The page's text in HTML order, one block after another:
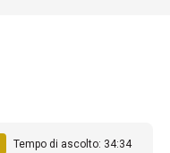
Tempo di ascolto: 34:34